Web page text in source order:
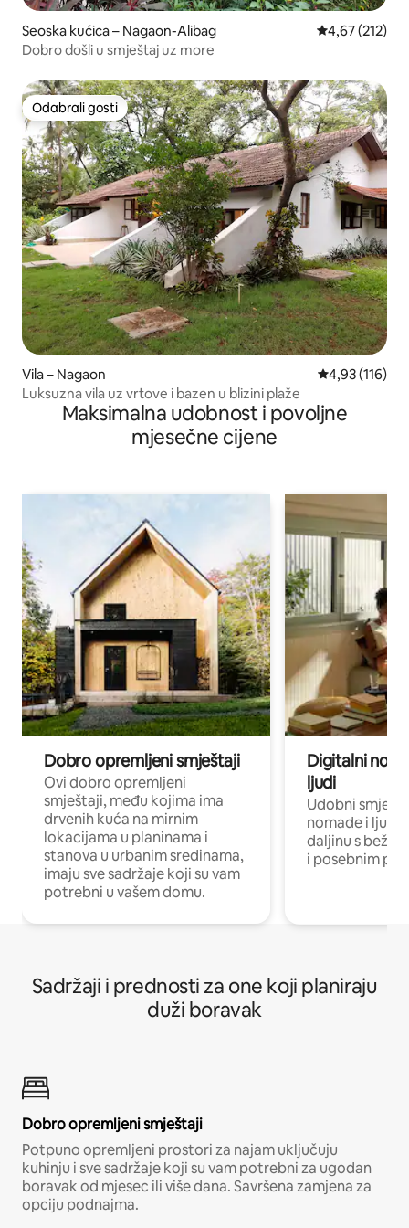
Seoska kućica – Nagaon-Alibag Prosječna
4,67 (212)
Dobro došli u smještaj uz more
Odabrali gosti
Odabrali gosti
Vila – Nagaon Prosječna
4,93 (116)
Luksuzna vila uz vrtove i bazen u blizini plaže
Maksimalna udobnost i povoljne
mjesečne cijene
Dobro opremljeni smještaji
Ovi dobro opremljeni
smještaji, među kojima ima
drvenih kuća na mirnim
lokacijama u planinama i
stanova u urbanim sredinama,
imaju sve sadržaje koji su vam
potrebni u vašem domu.
Digitalni
ljudi
Udobni
nomade i ljude
daljinu s
i posebnim
Sadržaji i prednosti za one koji planiraju
duži boravak
Dobro opremljeni smještaji
Potpuno opremljeni prostori za najam uključuju
kuhinju i sve sadržaje koji su vam potrebni za ugodan
boravak od mjesec ili više dana. Savršena zamjena za
opciju podnajma.